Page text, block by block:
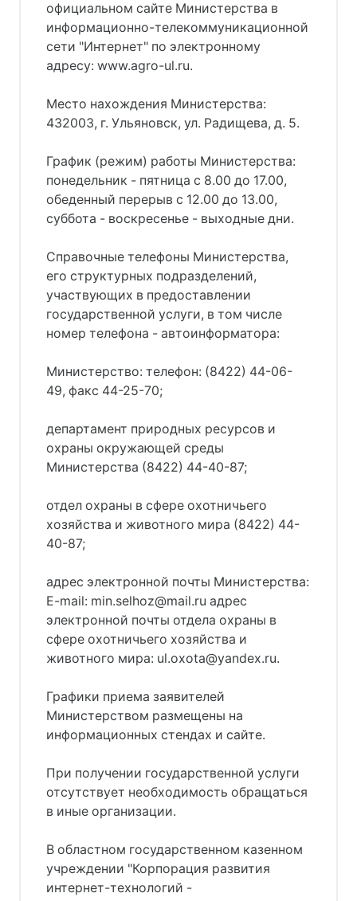
официальном сайте Министерства в
информационно-телекоммуникационной
сети "Интернет" по электронному
адресу: www.agro-ul.ru.
Место нахождения Министерства:
432003, г. Ульяновск, ул. Радищева, д. 5.
График (режим) работы Министерства:
понедельник - пятница с 8.00 до 17.00,
обеденный перерыв с 12.00 до 13.00,
суббота - воскресенье - выходные дни.
Справочные телефоны Министерства,
его структурных подразделений,
участвующих в предоставлении
государственной услуги, в том числе
номер телефона - автоинформатора:
Министерство: телефон: (8422) 44-06-
49, факс 44-25-70;
департамент природных ресурсов и
охраны окружающей среды
Министерства (8422) 44-40-87;
отдел охраны в сфере охотничьего
хозяйства и животного мира (8422) 44-
40-87;
адрес электронной почты Министерства:
E-mail: min.selhoz@mail.ru адрес
электронной почты отдела охраны в
сфере охотничьего хозяйства и
животного мира: ul.oxota@yandex.ru.
Графики приема заявителей
Министерством размещены на
информационных стендах и сайте.
При получении государственной услуги
отсутствует необходимость обращаться
в иные организации.
В областном государственном казенном
учреждении "Корпорация развития
интернет-технологий -